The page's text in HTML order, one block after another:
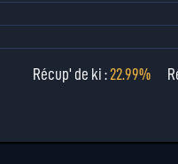
Récup' de ki : 22.99%